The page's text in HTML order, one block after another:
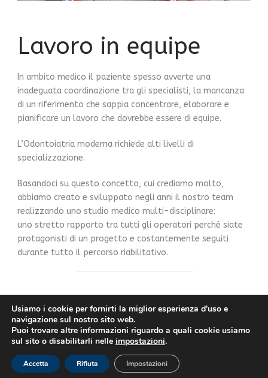
Lavoro in equipe
In ambito medico il paziente spesso avverte una
inadeguata coordinazione tra gli specialisti, la mancanza
di un riferimento che sappia concentrare, elaborare e
pianificare un lavoro che dovrebbe essere di equipe.
L’Odontoiatria moderna richiede alti livelli di
specializzazione.
Basandoci su questo concetto, cui crediamo molto,
abbiamo creato e sviluppato negli anni il nostro team
realizzando uno studio medico multi-disciplinare:
uno stretto rapporto tra tutti gli operatori perché siate
protagonisti di un progetto e costantemente seguiti
durante tutto il percorso riabilitativo.
2018 @ Studio Dentistico Montanari di Mario Montanari &
C. S.A.S. | Direttore Sanitario dott. Mario Montanari, Medico
Chirurgo Odontoiatra | Contrà Vescovado, 8 - 36100
Vicenza (VI) | P.IVA/C.F. 04074250244 |Privacy e cookie
policy
Usiamo i cookie per fornirti la miglior esperienza d'uso e
navigazione sul nostro sito web.
Puoi trovare altre informazioni riguardo a quali cookie usiamo
sul sito o disabilitarli nelle impostazioni.
Accetta Rifiuta Impostazioni